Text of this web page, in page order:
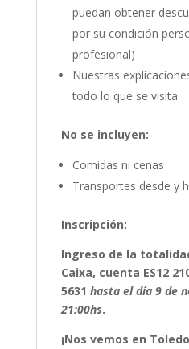
puedan obtener
por su condición
profesional)
Nuestras
todo lo que se visita
No se incluyen:
Comidas ni cenas
Transportes desde y
Inscripción:
Ingreso de la
Caixa, cuenta ES12
5631 hasta el día 9 de
21:00hs.
¡Nos vemos en